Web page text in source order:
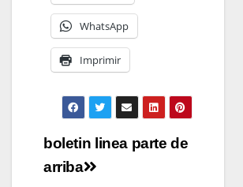
WhatsApp
Imprimir
Navegación
de
boletin linea parte de
arriba